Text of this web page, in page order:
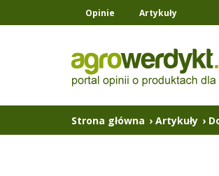
Opinie Artykuły
Strona główna › Artykuły ›